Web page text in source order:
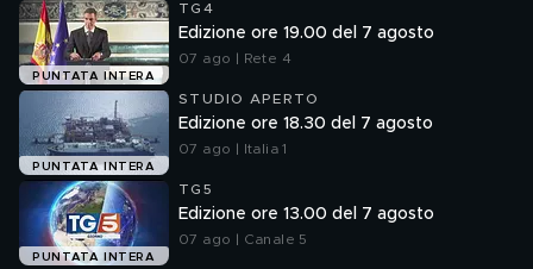
PUNTATA INTERA
TG4
Edizione ore 19.00 del 7 agosto
07 ago | Rete 4
PUNTATA INTERA
STUDIO APERTO
Edizione ore 18.30 del 7 agosto
07 ago | Italia 1
PUNTATA INTERA
TG5
Edizione ore 13.00 del 7 agosto
07 ago | Canale 5